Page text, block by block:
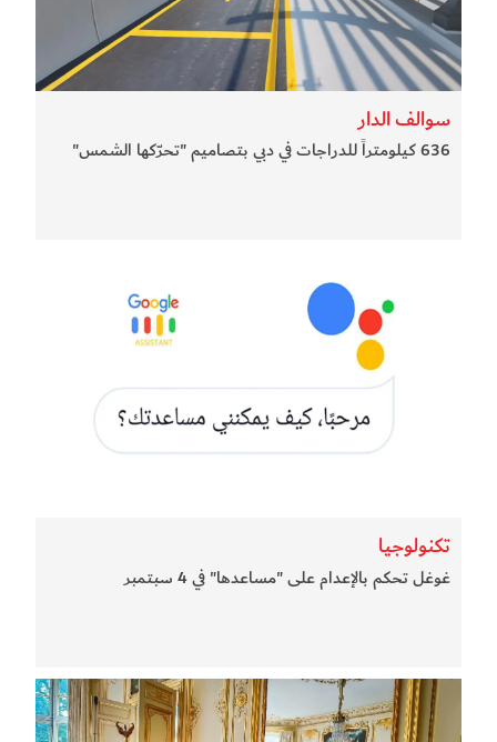
سوالف الدار
636 كيلومتراً للدراجات في دبي بتصاميم "تحرّكها الشمس"
تكنولوجيا
غوغل تحكم بالإعدام على "مساعدها" في 4 سبتمبر